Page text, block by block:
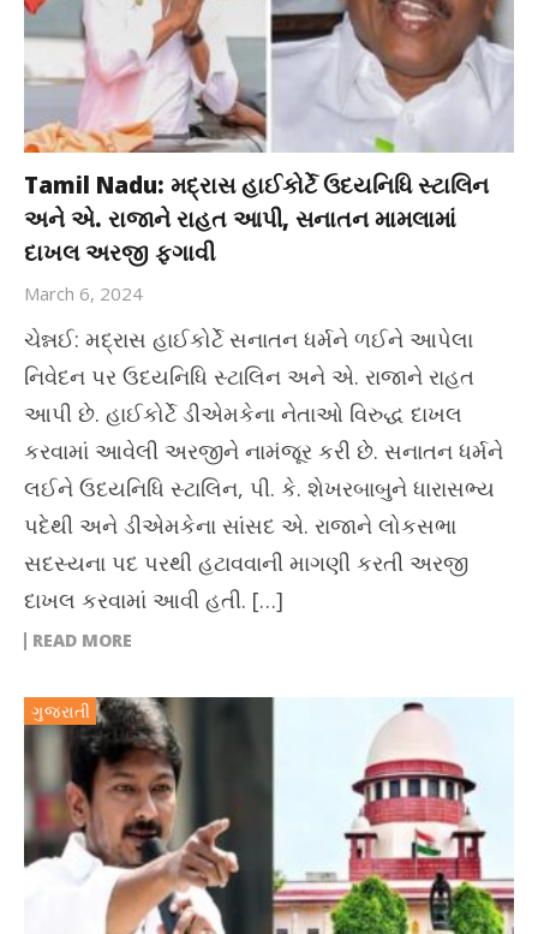
Tamil Nadu: મદ્રાસ હાઈકોર્ટે ઉદયનિધિ સ્ટાલિન
અને એ. રાજાને રાહત આપી, સનાતન મામલામાં
દાખલ અરજી ફગાવી
March 6, 2024
ચેન્નઈ: મદ્રાસ હાઈકોર્ટે સનાતન ધર્મને ળઈને આપેલા
નિવેદન પર ઉદયનિધિ સ્ટાલિન અને એ. રાજાને રાહત
આપી છે. હાઈકોર્ટે ડીએમકેના નેતાઓ વિરુદ્ધ દાખલ
કરવામાં આવેલી અરજીને નામંજૂર કરી છે. સનાતન ધર્મને
લઈને ઉદયનિધિ સ્ટાલિન, પી. કે. શેખરબાબુને ધારાસભ્ય
પદેથી અને ડીએમકેના સાંસદ એ. રાજાને લોકસભા
સદસ્યના પદ પરથી હટાવવાની માગણી કરતી અરજી
દાખલ કરવામાં આવી હતી. […]
READ MORE
ગુજરાતી